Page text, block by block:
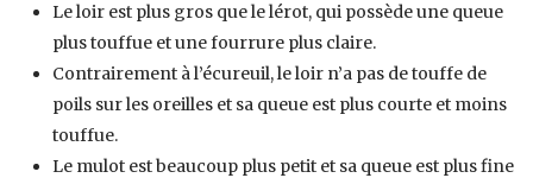
Le loir est plus gros que le lérot, qui possède une queue
plus touffue et une fourrure plus claire.
Contrairement à l’écureuil, le loir n’a pas de touffe de
poils sur les oreilles et sa queue est plus courte et moins
touffue.
Le mulot est beaucoup plus petit et sa queue est plus fine